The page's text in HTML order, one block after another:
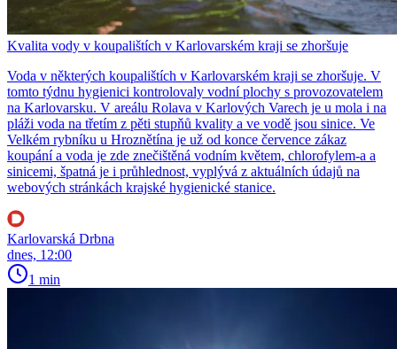
Kvalita vody v koupalištích v Karlovarském kraji se zhoršuje
Voda v některých koupalištích v Karlovarském kraji se zhoršuje. V
tomto týdnu hygienici kontrolovaly vodní plochy s provozovatelem
na Karlovarsku. V areálu Rolava v Karlových Varech je u mola i na
pláži voda na třetím z pěti stupňů kvality a ve vodě jsou sinice. Ve
Velkém rybníku u Hroznětína je už od konce července zákaz
koupání a voda je zde znečištěná vodním květem, chlorofylem-a a
sinicemi, špatná je i průhlednost, vyplývá z aktuálních údajů na
webových stránkách krajské hygienické stanice.
Karlovarská Drbna
dnes, 12:00
1 min